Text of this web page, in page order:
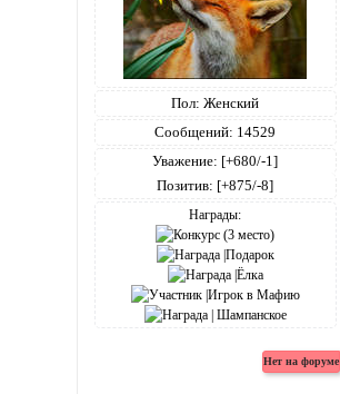
Пол: Женский
Сообщений: 14529
Уважение: [+680/-1]
Позитив: [+875/-8]
Награды: